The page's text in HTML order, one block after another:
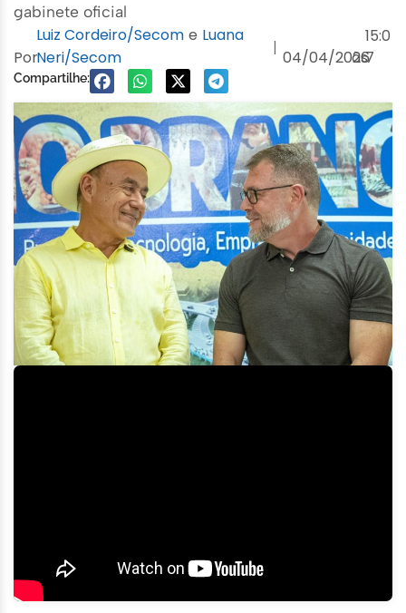
gabinete oficial
Por
Luiz Cordeiro/Secom e Luana
Neri/Secom
|
04/04/2026
às
15:0
7
Compartilhe: